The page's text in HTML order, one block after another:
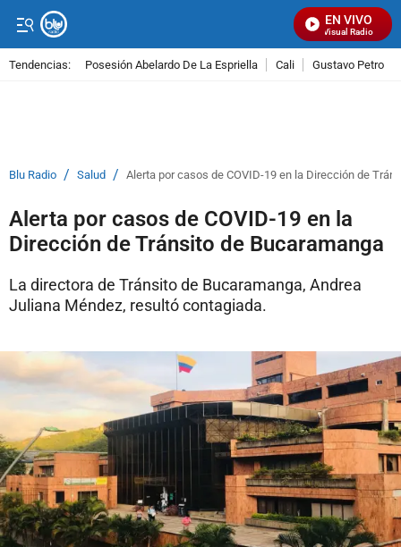
EN VIVO
Señal Visual Radio
Tendencias: Posesión Abelardo De La Espriella Cali Gustavo Petro
Blu Radio / Salud / Alerta por casos de COVID-19 en la Dirección de
Alerta por casos de COVID-19 en la
Dirección de Tránsito de Bucaramanga
La directora de Tránsito de Bucaramanga, Andrea
Juliana Méndez, resultó contagiada.